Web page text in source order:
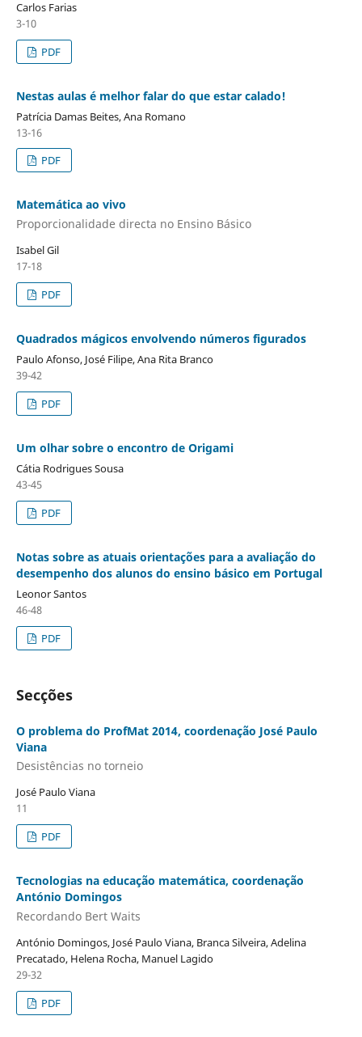
Carlos Farias
3-10
PDF
Nestas aulas é melhor falar do que estar calado!
Patrícia Damas Beites, Ana Romano
13-16
PDF
Matemática ao vivo
Proporcionalidade directa no Ensino Básico
Isabel Gil
17-18
PDF
Quadrados mágicos envolvendo números figurados
Paulo Afonso, José Filipe, Ana Rita Branco
39-42
PDF
Um olhar sobre o encontro de Origami
Cátia Rodrigues Sousa
43-45
PDF
Notas sobre as atuais orientações para a avaliação do
desempenho dos alunos do ensino básico em Portugal
Leonor Santos
46-48
PDF
Secções
O problema do ProfMat 2014, coordenação José Paulo
Viana
Desistências no torneio
José Paulo Viana
11
PDF
Tecnologias na educação matemática, coordenação
António Domingos
Recordando Bert Waits
António Domingos, José Paulo Viana, Branca Silveira, Adelina
Precatado, Helena Rocha, Manuel Lagido
29-32
PDF